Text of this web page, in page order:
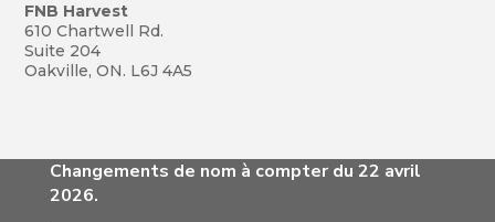
FNB Harvest
610 Chartwell Rd.
Suite 204
Oakville, ON. L6J 4A5
Changements de nom à compter du 22 avril
2026.